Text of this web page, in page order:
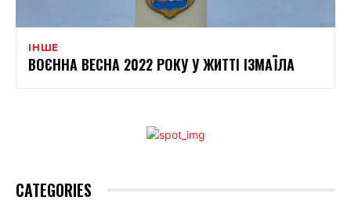
ІНШЕ
ВОЄННА ВЕСНА 2022 РОКУ У ЖИТТІ ІЗМАЇЛА
CATEGORIES